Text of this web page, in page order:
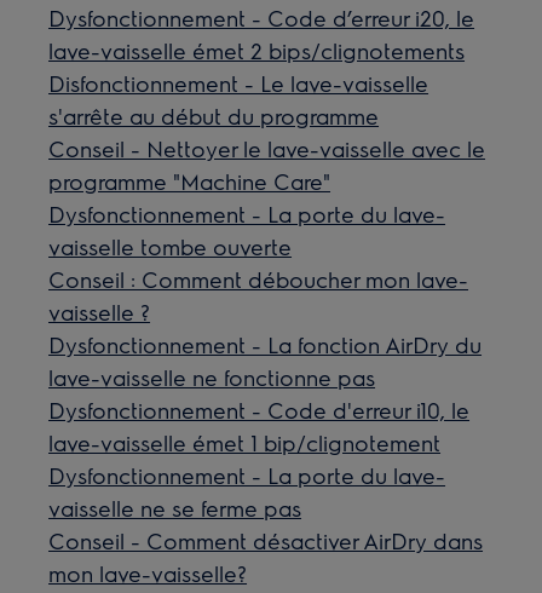
Dysfonctionnement - Code d’erreur i20, le
lave-vaisselle émet 2 bips/clignotements
Disfonctionnement - Le lave-vaisselle
s'arrête au début du programme
Conseil - Nettoyer le lave-vaisselle avec le
programme "Machine Care"
Dysfonctionnement - La porte du lave-
vaisselle tombe ouverte
Conseil : Comment déboucher mon lave-
vaisselle ?
Dysfonctionnement - La fonction AirDry du
lave-vaisselle ne fonctionne pas
Dysfonctionnement - Code d'erreur i10, le
lave-vaisselle émet 1 bip/clignotement
Dysfonctionnement - La porte du lave-
vaisselle ne se ferme pas
Conseil - Comment désactiver AirDry dans
mon lave-vaisselle?